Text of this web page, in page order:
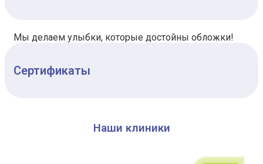
Мы делаем улыбки, которые достойны обложки!
Сертификаты
Наши клиники